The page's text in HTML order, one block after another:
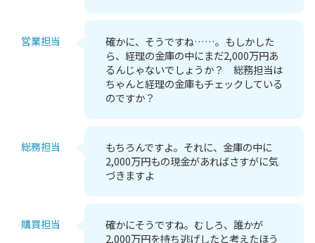
営業担当
確かに、そうですね……。もしかした
ら、経理の金庫の中にまだ2,000万円あ
るんじゃないでしょうか？ 総務担当は
ちゃんと経理の金庫もチェックしている
のですか？
総務担当
もちろんですよ。それに、金庫の中に
2,000万円もの現金があればさすがに気
づきますよ
購買担当
確かにそうですね。むしろ、誰かが
2,000万円を持ち逃げしたと考えたほう